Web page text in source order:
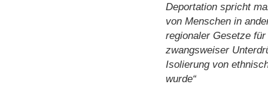
Deportation spricht
von Menschen in
regionaler Gesetze
zwangsweiser
Isolierung von
wurde“